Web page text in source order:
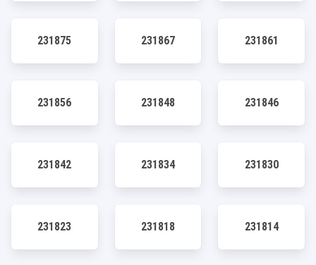
231875 231867 231861
231856 231848 231846
231842 231834 231830
231823 231818 231814